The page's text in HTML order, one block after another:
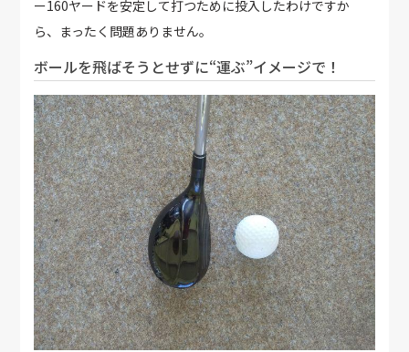
ー160ヤードを安定して打つために投入したわけですか
ら、まったく問題ありません。
ボールを飛ばそうとせずに“運ぶ”イメージで！